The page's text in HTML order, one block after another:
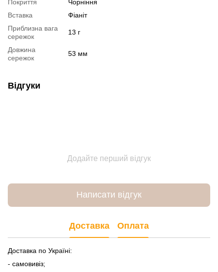
Покриття
Чорніння
Вставка
Фіаніт
Приблизна вага
сережок
13 г
Довжина
сережок
53 мм
Відгуки
Додайте перший відгук
Написати відгук
Доставка Оплата
Доставка по Україні:
- самовивіз;